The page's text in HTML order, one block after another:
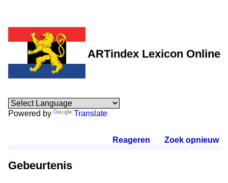
ARTindex Lexicon Online
Powered by Translate
Reageren Zoek opnieuw.
Gebeurtenis